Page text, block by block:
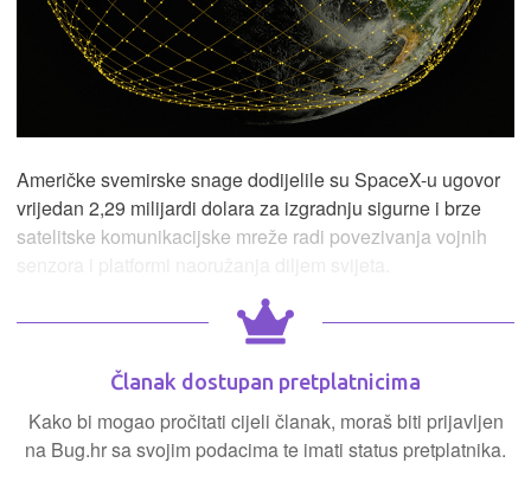
Američke svemirske snage dodijelile su SpaceX-u ugovor
vrijedan 2,29 milijardi dolara za izgradnju sigurne i brze
satelitske komunikacijske mreže radi povezivanja vojnih
Članak dostupan pretplatnicima
Kako bi mogao pročitati cijeli članak, moraš biti prijavljen
na Bug.hr sa svojim podacima te imati status pretplatnika.